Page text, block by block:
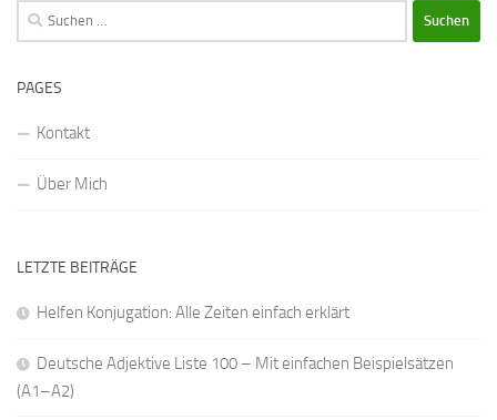
Suchen
nach:
PAGES
Kontakt
Über Mich
LETZTE BEITRÄGE
Helfen Konjugation: Alle Zeiten einfach erklärt
Deutsche Adjektive Liste 100 – Mit einfachen Beispielsätzen
(A1–A2)